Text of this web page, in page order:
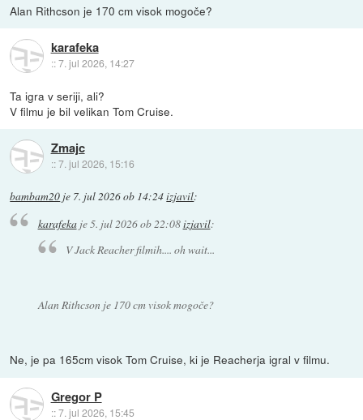
Alan Rithcson je 170 cm visok mogoče?
karafeka
::7. jul 2026, 14:27
Ta igra v seriji, ali?
V filmu je bil velikan Tom Cruise.
Zmajc
::7. jul 2026, 15:16
bambam20 je 7. jul 2026 ob 14:24izjavil:
karafekaje5. jul 2026 ob 22:08izjavil:
V Jack Reacher filmih.... oh wait...
Alan Rithcson je 170 cm visok mogoče?
Ne, je pa 165cm visok Tom Cruise, ki je Reacherja igral v filmu.
Gregor P
::7. jul 2026, 15:45